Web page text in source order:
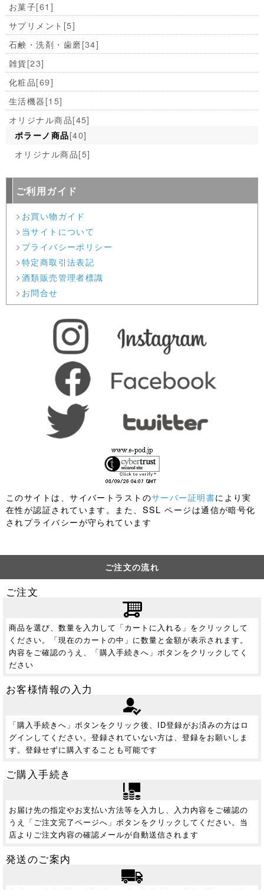
お菓子[61]
サプリメント [5]
石鹸・洗剤・歯磨[34]
雑貨[23]
化粧品[69]
生活機器[15]
オリジナル商品[45]
ポラーノ商品[40]
オリジナル商品[5]
ご利用ガイド
お買い物ガイド
当サイトについて
プライバシーポリシー
特定商取引法表記
酒類販売管理者標識
お問合せ
このサイトは、サイバートラストのサーバー証明書により実
在性が認証されています。また、SSL ページは通信が暗号化
されプライバシーが守られています
ご注文の流れ
ご注文
商品を選び、数量を入力して「カートに入れる」をクリックして
ください。「現在のカートの中」に数量と金額が表示されます。
内容をご確認のうえ、「購入手続きへ」ボタンをクリックしてく
ださい
お客様情報の入力
「購入手続きへ」ボタンをクリック後、ID登録がお済みの方はロ
グインしてください。登録されていない方は、登録をお願いしま
す。登録せずに購入することも可能です
ご購入手続き
お届け先の指定やお支払い方法等を入力し、入力内容をご確認の
うえ「ご注文完了ページへ」ボタンをクリックしてください。当
店よりご注文内容の確認メールが自動送信されます
発送のご案内